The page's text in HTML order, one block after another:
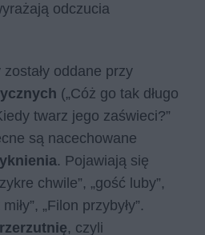
odczucia
oddane przy
(„Cóż go tak długo
twarz jego zaświeci?”
są nacechowane
. Pojawiają się
chwile”, „gość luby”,
„Filon przybyły”.
, czyli